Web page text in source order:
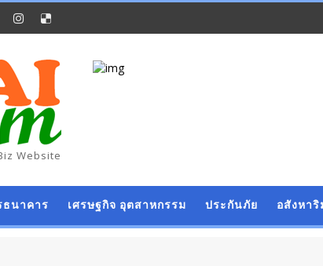
Website
ธนาคาร เศรษฐกิจ อุตสาหกรรม ประกันภัย อสังหา